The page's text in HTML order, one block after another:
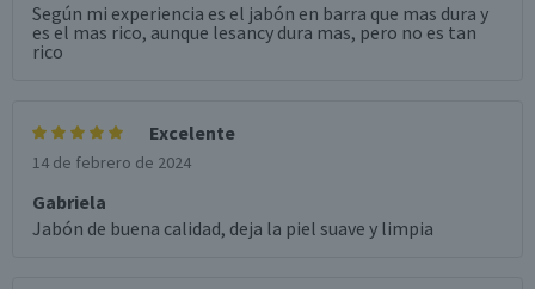
Según mi experiencia es el jabón en barra que mas dura y
es el mas rico, aunque lesancy dura mas, pero no es tan
rico
Excelente
14 de febrero de 2024
Gabriela
Jabón de buena calidad, deja la piel suave y limpia